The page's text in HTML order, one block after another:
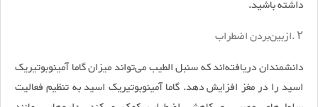
داشته باشید.
۲.ازبین‌بردن اضطراب
دانشمندان دریافته‌اند که سنبل الطیب می‌تواند میزان گاما آمینوبوتیریک
اسید را در مغز افزایش دهد. گاما آمینوبوتیریک اسید به تنظیم فعالیت